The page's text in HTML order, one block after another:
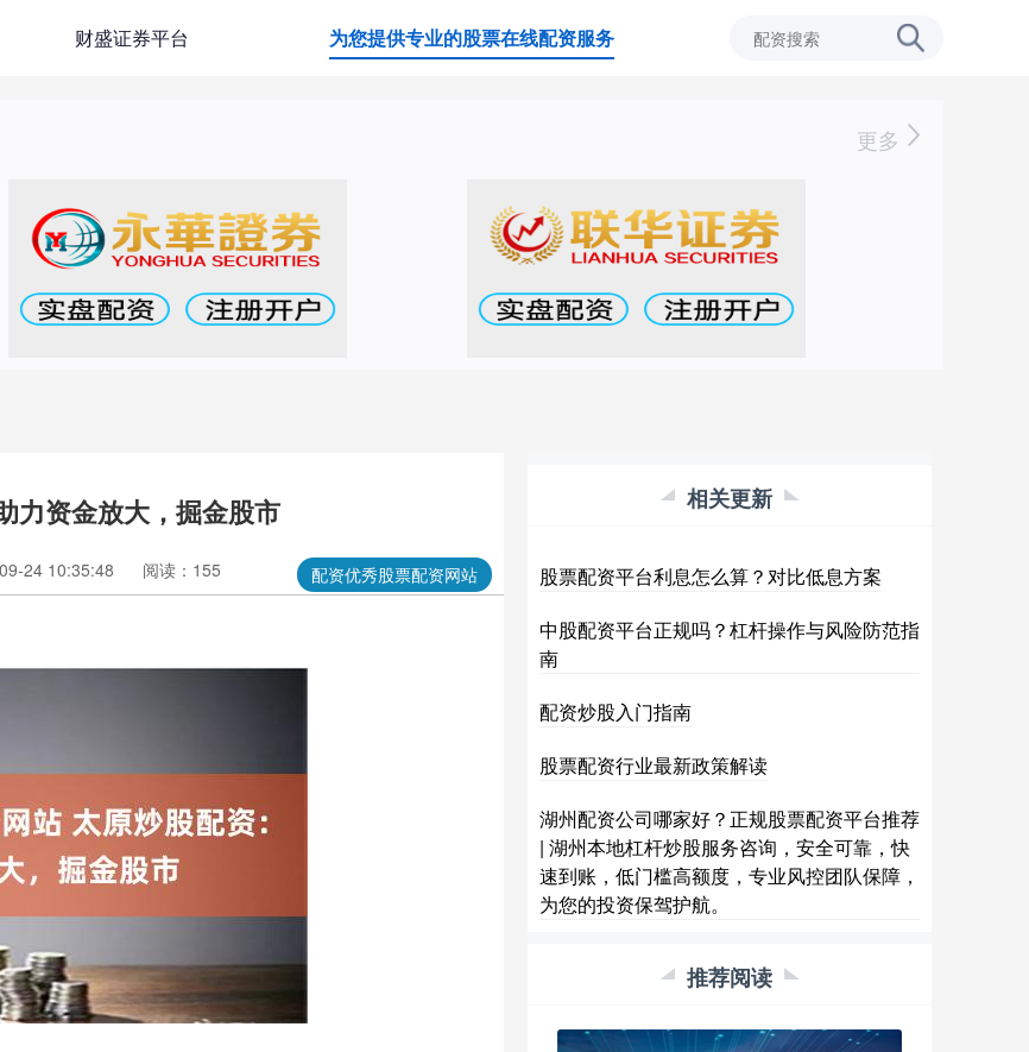
财盛证券平台 为您提供专业的股票在线配资服务
更多
力资金放大，掘金股市
配资优秀股票配资网站
24 10:35:48 阅读：155
相关更新
股票配资平台利息怎么算？对比低息方案
中股配资平台正规吗？杠杆操作与风险防范指
南
配资炒股入门指南
股票配资行业最新政策解读
湖州配资公司哪家好？正规股票配资平台推荐
| 湖州本地杠杆炒股服务咨询，安全可靠，快
速到账，低门槛高额度，专业风控团队保障，
为您的投资保驾护航。
推荐阅读